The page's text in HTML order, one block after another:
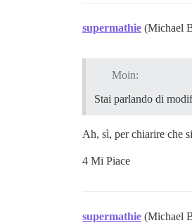
supermathie (Michael
Moin:
Stai parlando di
Ah, sì, per chiarire che
4 Mi Piace
supermathie (Michael